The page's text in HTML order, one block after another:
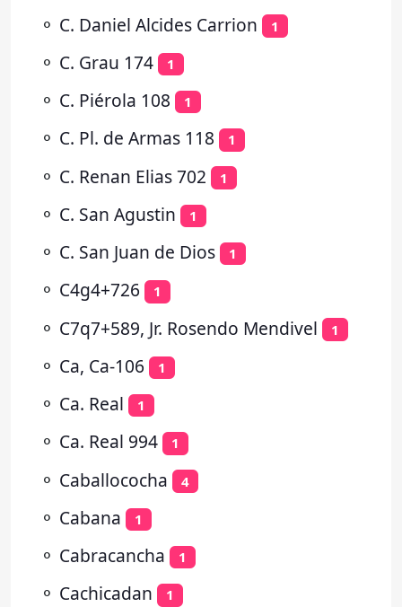
⚬ C. Daniel Alcides Carrion 1
⚬ C. Grau 174 1
⚬ C. Piérola 108 1
⚬ C. Pl. de Armas 118 1
⚬ C. Renan Elias 702 1
⚬ C. San Agustin 1
⚬ C. San Juan de Dios 1
⚬ C4g4+726 1
⚬ C7q7+589, Jr. Rosendo Mendivel 1
⚬ Ca, Ca-106 1
⚬ Ca. Real 1
⚬ Ca. Real 994 1
⚬ Caballococha 4
⚬ Cabana 1
⚬ Cabracancha 1
⚬ Cachicadan 1